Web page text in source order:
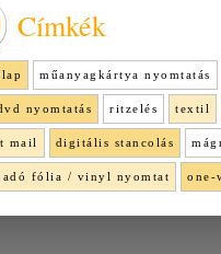
Címkék
műanyagkártya nyomtatás
nyomtatás ritzelés textil
mail digitális stancolás
fólia / vinyl nyomtat one-